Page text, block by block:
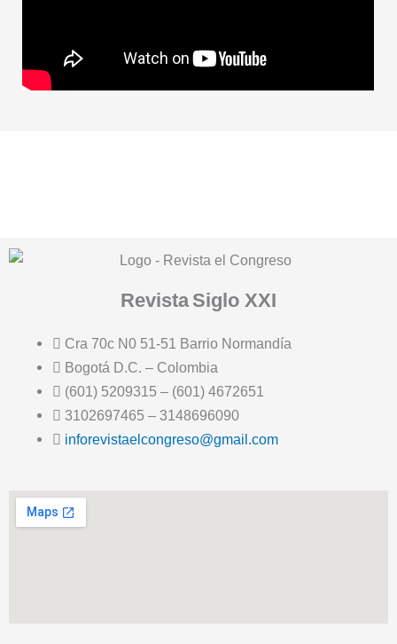
Revista Siglo XXI
Cra 70c N0 51-51 Barrio Normandía
Bogotá D.C. – Colombia
(601) 5209315 – (601) 4672651
3102697465 – 3148696090
inforevistaelcongreso@gmail.com